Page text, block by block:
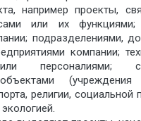
например проекты,
или их функциями;
подразделениями,
компании;
персоналиями;
(учреждения
религии, социальной